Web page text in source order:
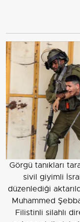
Görgü tanıkları
sivil giyimli
düzenlediği
Muhammed
Filistinli silahlı